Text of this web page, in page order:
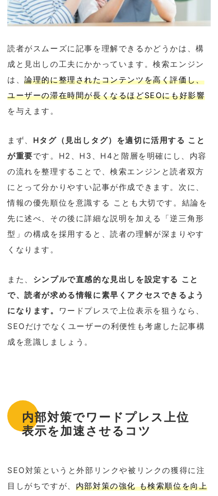
読者がスムーズに記事を理解できるかどうかは、構
成と見出しの工夫にかかっています。検索エンジン
は、論理的に整理されたコンテンツを高く評価し、
ユーザーの滞在時間が長くなるほどSEOにも好影響
を与えます。
まず、 Hタグ（見出しタグ）を適切に活用する こと
が重要です。H2、H3、H4と階層を明確にし、内容
の流れを整理することで、検索エンジンと読者双方
にとって分かりやすい記事が作成できます。次に、
情報の優先順位を意識する ことも大切です。結論を
先に述べ、その後に詳細な説明を加える「逆三角形
型」の構成を採用すると、読者の理解が深まりやす
くなります。
また、 シンプルで直感的な見出しを設定する こと
で、読者が求める情報に素早くアクセスできるよう
になります。
ワードプレスで上位表示を狙うなら、
SEOだけでなくユーザーの利便性も考慮した記事構
成を意識しましょう。
内部対策でワードプレス上位
表示を加速させるコツ
SEO対策というと外部リンクや被リンクの獲得に注
目しがちですが、 内部対策の強化 も検索順位を向上